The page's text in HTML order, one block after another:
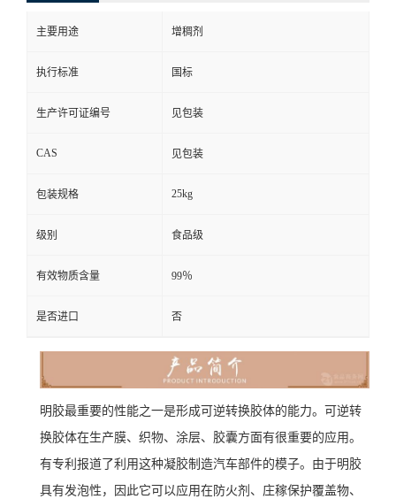
主要用途 增稠剂
执行标准 国标
生产许可证编号 见包装
CAS 见包装
包装规格 25kg
级别 食品级
有效物质含量 99％
是否进口 否
明胶最重要的性能之一是形成可逆转换胶体的能力。可逆转
换胶体在生产膜、织物、涂层、胶囊方面有很重要的应用。
有专利报道了利用这种凝胶制造汽车部件的模子。由于明胶
具有发泡性，因此它可以应用在防火剂、庄稼保护覆盖物、